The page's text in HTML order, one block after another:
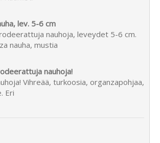
lev. 5-6 cm
nauhoja, leveydet 5-6 cm.
nauha, mustia
nauhoja!
Vihreää, turkoosia, organzapohjaa,
Eri